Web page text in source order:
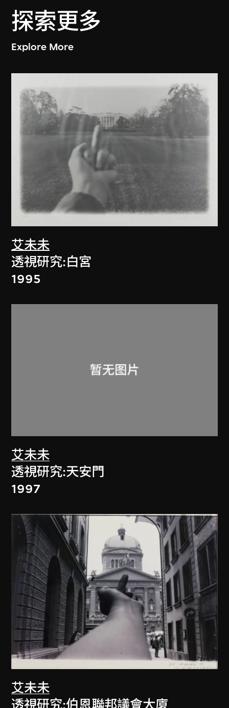
探索更多
Explore More
艾未未
透視研究:白宮
1995
艾未未
透視研究:天安門
1997
艾未未
透視研究:伯恩聯邦議會大廈